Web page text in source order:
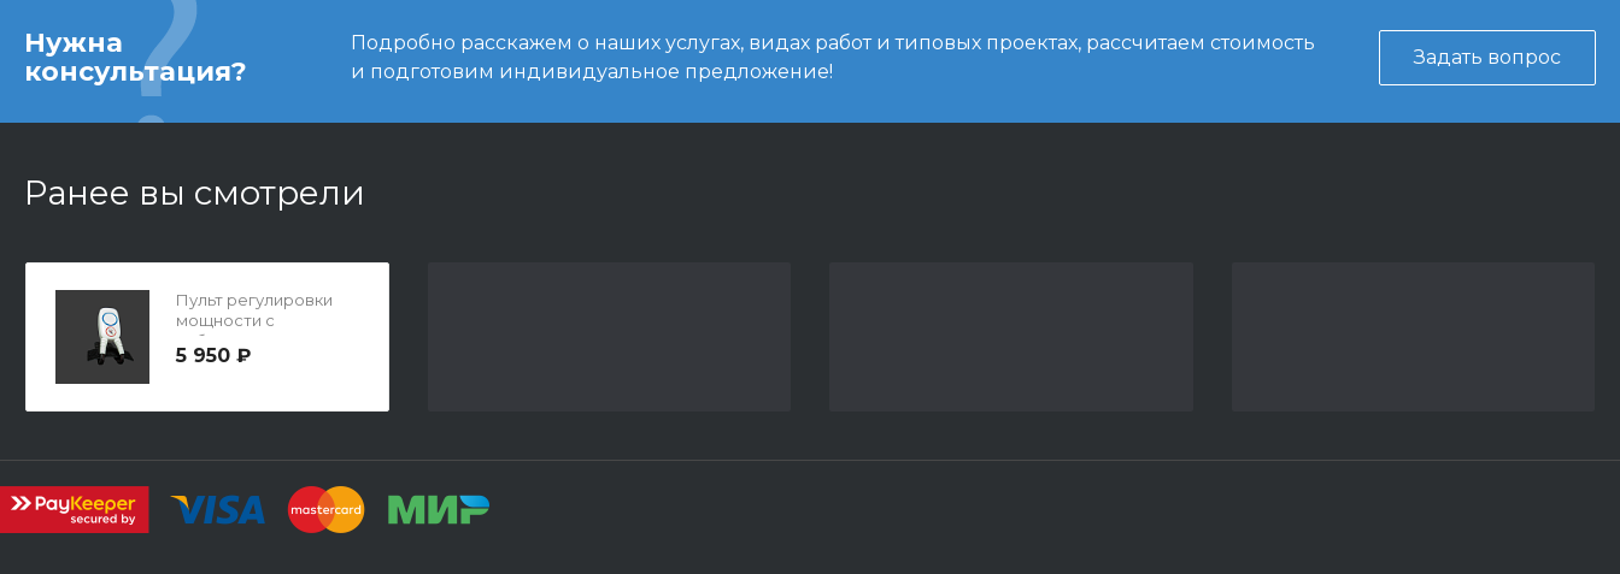
Нужна
консультация?
Подробно расскажем о наших услугах, видах работ и типовых проектах, рассчитаем стоимость
и подготовим индивидуальное предложение!
Задать вопрос
Ранее вы смотрели
Пульт регулировки
мощности с
вибратором, провода
20см 1,25 мм.кв.
5 950 ₽